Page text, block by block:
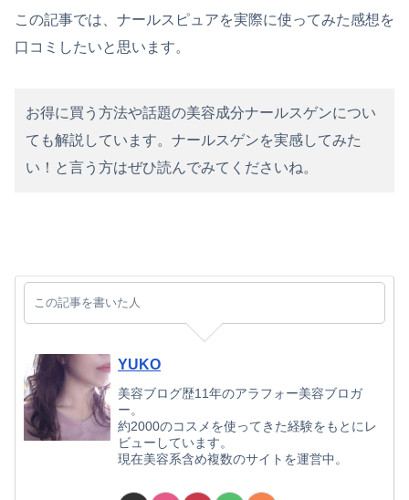
この記事では、ナールスピュアを実際に使ってみた感想を
口コミしたいと思います。
お得に買う方法や話題の美容成分ナールスゲンについ
ても解説しています。ナールスゲンを実感してみた
い！と言う方はぜひ読んでみてくださいね。
この記事を書いた人
YUKO
美容ブログ歴11年のアラフォー美容ブロガ
ー。
約2000のコスメを使ってきた経験をもとにレ
ビューしています。
現在美容系含め複数のサイトを運営中。